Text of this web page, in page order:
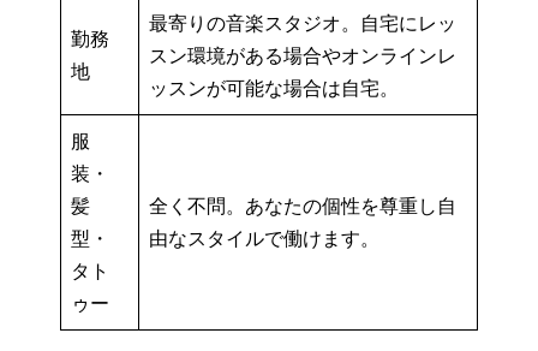
勤務
地
最寄りの音楽スタジオ。自宅にレッ
スン環境がある場合やオンラインレ
ッスンが可能な場合は自宅。
服
装・
髪
型・
タト
ゥー
全く不問。あなたの個性を尊重し自
由なスタイルで働けます。